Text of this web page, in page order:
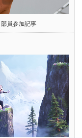
部員参加記事